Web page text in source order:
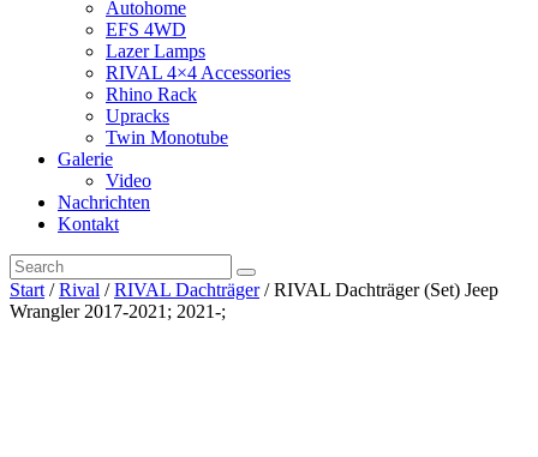
Autohome
EFS 4WD
Lazer Lamps
RIVAL 4×4 Accessories
Rhino Rack
Upracks
Twin Monotube
Galerie
Video
Nachrichten
Kontakt
Start /Rival /RIVAL Dachträger/ RIVAL Dachträger (Set) Jeep
Wrangler 2017-2021; 2021-;